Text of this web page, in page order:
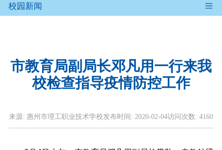
校园新闻
市教育局副局长邓凡用一行来我
校检查指导疫情防控工作
来源: 惠州市理工职业技术学校发布时间: 2020-02-04访问次数: 4160